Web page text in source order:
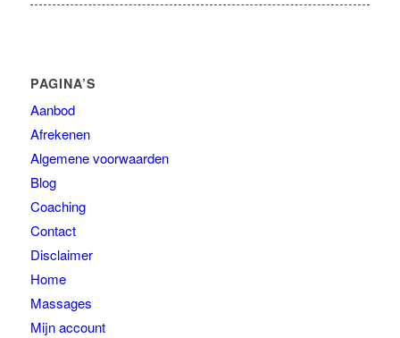
PAGINA’S
Aanbod
Afrekenen
Algemene voorwaarden
Blog
Coaching
Contact
Disclaimer
Home
Massages
Mijn account